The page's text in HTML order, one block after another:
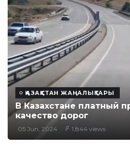
ҚАЗАҚСТАН ЖАҢАЛЫҚТАРЫ
В Казахстане платный
качество дорог
05 Jun, 2024 1,844 views